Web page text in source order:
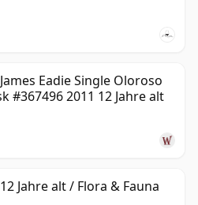
daran, dass einige der
Als Einzelabfüllung
zurückhaltenden Stil mit
um Trinker zu
Ecken des Scotch Whisky
Eadie Single Oloroso
#367496 2011 12 Jahre alt
Jahre alt / Flora & Fauna